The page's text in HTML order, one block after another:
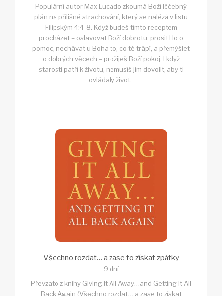
Populární autor Max Lucado zkoumá Boží léčebný
plán na přílišné strachování, který se nalézá v listu
Filipským 4:4-8. Když budeš tímto receptem
procházet – oslavovat Boží dobrotu, prosit Ho o
pomoc, nechávat u Boha to, co tě trápí, a přemýšlet
o dobrých věcech – prožiješ Boží pokoj. I když
starosti patří k životu, nemusíš jim dovolit, aby ti
ovládaly život.
Všechno rozdat… a zase to získat zpátky
9 dní
Převzato z knihy Giving It All Away…and Getting It All
Back Again (Všechno rozdat… a zase to získat